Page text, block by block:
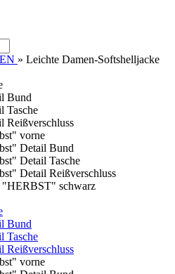
» Leichte Damen-Softshelljacke
"HERBST" schwarz